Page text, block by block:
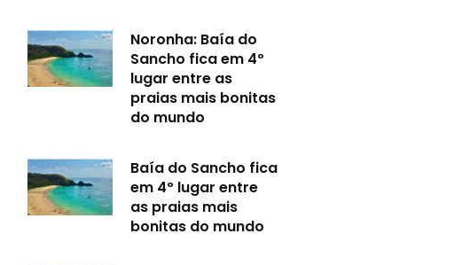
Noronha: Baía do
Sancho fica em 4º
lugar entre as
praias mais bonitas
do mundo
Baía do Sancho fica
em 4º lugar entre
as praias mais
bonitas do mundo